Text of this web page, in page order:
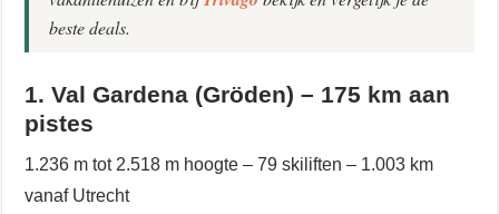
beste deals.
1. Val Gardena (Gröden) – 175 km aan
pistes
1.236 m tot 2.518 m hoogte – 79 skiliften – 1.003 km
vanaf Utrecht